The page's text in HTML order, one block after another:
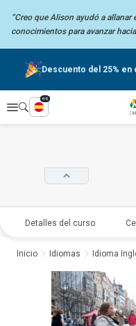
“Creo que Alison ayudó a
conocimientospara avanzar
Descuento del 25% en
Explorar
es
Detalles del curso
Inicio Idiomas Idioma